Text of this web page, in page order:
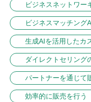
ビジネスネットワー
ビジネスマッチング
生成AIを活用したカ
ダイレクトセリング
パートナーを通じて
効率的に販売を行う